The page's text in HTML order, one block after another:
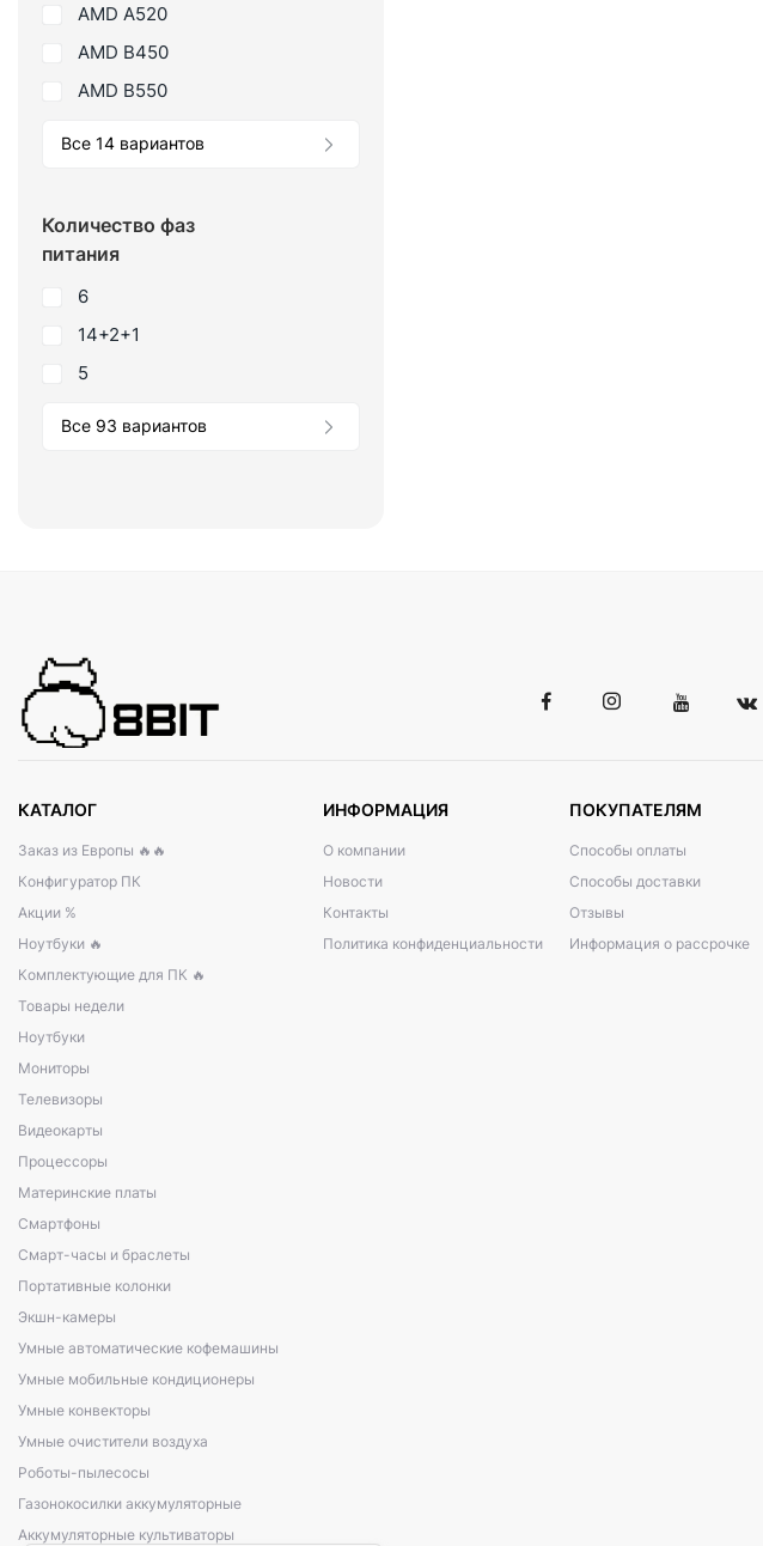
AMD A520
AMD B450
AMD B550
Все 14 вариантов
Количество фаз
питания
6
14+2+1
5
Все 93 вариантов
КАТАЛОГ
Заказ из Европы 🔥🔥
Конфигуратор ПК
Акции %
Ноутбуки 🔥
Комплектующие для ПК 🔥
Товары недели
Ноутбуки
Мониторы
Телевизоры
Видеокарты
Процессоры
Материнские платы
Смартфоны
Смарт-часы и браслеты
Портативные колонки
Экшн-камеры
Умные автоматические кофемашины
Умные мобильные кондиционеры
Умные конвекторы
Умные очистители воздуха
Роботы-пылесосы
Газонокосилки аккумуляторные
Аккумуляторные культиваторы
ИНФОРМАЦИЯ
О компании
Новости
Контакты
Политика конфиденциальности
ПОКУПАТЕЛЯМ
Способы оплаты
Способы доставки
Отзывы
Информация о рассрочке